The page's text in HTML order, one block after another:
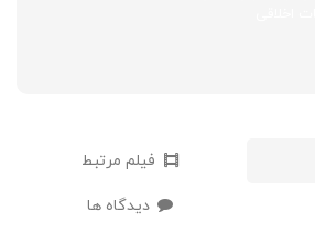
فیلم مرتبط
دیدگاه ها